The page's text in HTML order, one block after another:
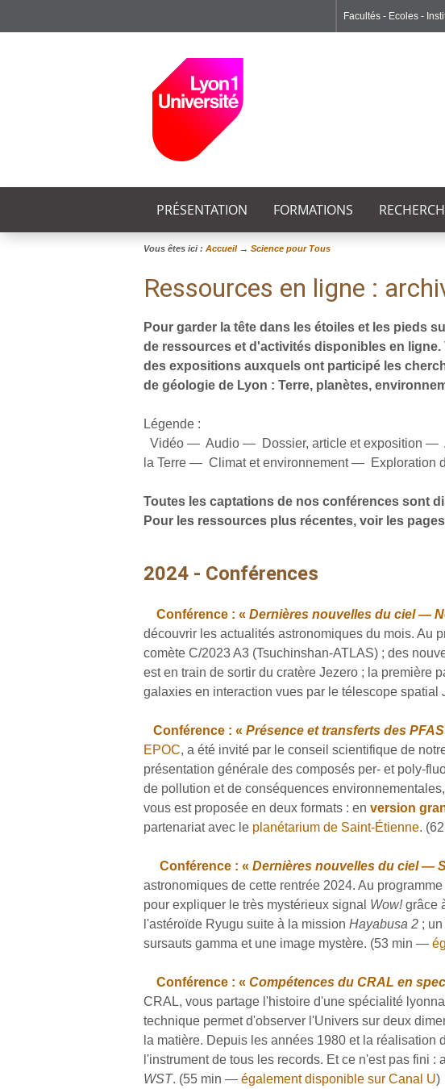
Facultés - Ecoles -
PRÉSENTATION FORMATIONS
Vous êtes ici : Accueil→ Science pour Tous
Ressources en ligne :
Pour garder la tête dans les étoiles et les pieds
de ressources et d'activités disponibles en
des expositions auxquels ont participé les
de géologie de Lyon : Terre, planètes,
Légende :
Vidéo — Audio — Dossier, article et exposition —
la Terre — Climat et environnement — Exploration
Toutes les captations de nos conférences sont
Pour les ressources plus récentes, voir les
2024 - Conférences
Conférence : « Dernières nouvelles du ciel —
découvrir les actualités astronomiques du mois. Au
comète C/2023 A3 (Tsuchinshan-ATLAS) ; des
est en train de sortir du cratère Jezero ; la première
galaxies en interaction vues par le télescope spatial
Conférence : « Présence et transferts des
EPOC, a été invité par le conseil scientifique de
présentation générale des composés per- et poly-
de pollution et de conséquences
vous est proposée en deux formats : en version
partenariat avec le planétarium de Saint-Étienne.
Conférence : « Dernières nouvelles du ciel —
astronomiques de cette rentrée 2024. Au
pour expliquer le très mystérieux signal Wow!grâce
l'astéroïde Ryugu suite à la mission Hayabusa 2; un
sursauts gamma et une image mystère. (53 min —
Conférence : « Compétences du CRAL en
CRAL, vous partage l'histoire d'une spécialité
technique permet d'observer l'Univers sur deux
la matière. Depuis les années 1980 et la réalisation
l'instrument de tous les records. Et ce n'est pas fini :
WST. (55 min — également disponible sur Canal U)